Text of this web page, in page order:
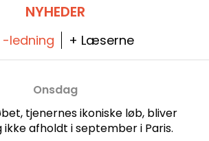
NYHEDER
-ledning + Læserne
Onsdag
tjenernes ikoniske løb, bliver
ikke afholdt i september i Paris.